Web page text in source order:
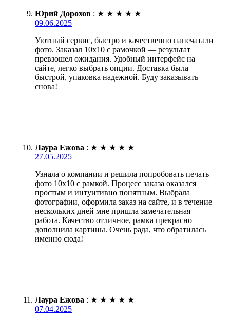
Юрий Дорохов : ★ ★ ★ ★ ★
09.06.2025
Уютный сервис, быстро и качественно напечатали
фото. Заказал 10х10 с рамочкой — результат
превзошел ожидания. Удобный интерфейс на
сайте, легко выбрать опции. Доставка была
быстрой, упаковка надежной. Буду заказывать
снова!
Лаура Ежова : ★ ★ ★ ★ ★
27.05.2025
Узнала о компании и решила попробовать печать
фото 10х10 с рамкой. Процесс заказа оказался
простым и интуитивно понятным. Выбрала
фотографии, оформила заказ на сайте, и в течение
нескольких дней мне пришла замечательная
работа. Качество отличное, рамка прекрасно
дополнила картины. Очень рада, что обратилась
именно сюда!
Лаура Ежова : ★ ★ ★ ★ ★
07.04.2025